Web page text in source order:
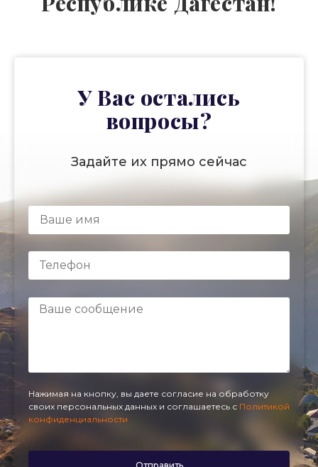
У Вас остались
вопросы?
Задайте их прямо сейчас
Нажимая на кнопку, вы даете согласие на обработку
своих персональных данных и соглашаетесь с Политикой
конфиденциальности